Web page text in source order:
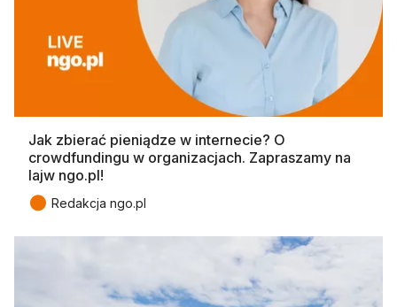
Jak zbierać pieniądze w internecie? O
crowdfundingu w organizacjach. Zapraszamy na
lajw ngo.pl!
● Redakcja ngo.pl